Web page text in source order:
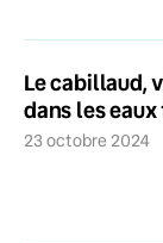
Le cabillaud,
dans les
23 octobre 2024